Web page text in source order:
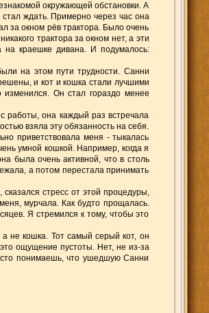
окружающей обстановки. А
стал ждать. Примерно через час она
за окном рёв трактора. Было очень
трактора за окном нет, а эти
на краешке дивана. И подумалось:
на этом пути трудности. Санни
и кот и кошка стали лучшими
изменился. Он стал гораздо менее
работы, она каждый раз встречала
взяла эту обязанность на себя.
приветствовала меня - тыкалась
умной кошкой. Например, когда я
была очень активной, что в столь
а потом перестала принимать
стресс от этой процедуры,
мурчала. Как будто прощалась.
Я стремился к тому, чтобы это
не кошка. Тот самый серый кот, он
ощущение пустоты. Нет, не из-за
понимаешь, что ушедшую Санни